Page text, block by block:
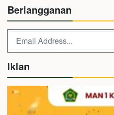
Berlangganan
Iklan